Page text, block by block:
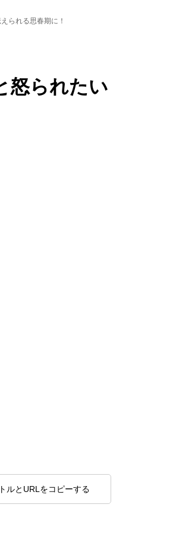
られる思春期に！
チキッズ講座とは
ここだけの話
たいことが、言えない
怒られたい
ルとURLをコピーする